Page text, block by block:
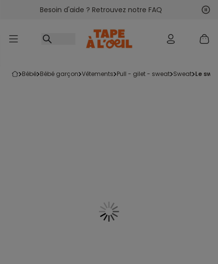
Accéder au contenu
Besoin d'aide ? Retrouvez notre FAQ
bébé bébé garçon vêtements pull - gilet - sweat sweat le